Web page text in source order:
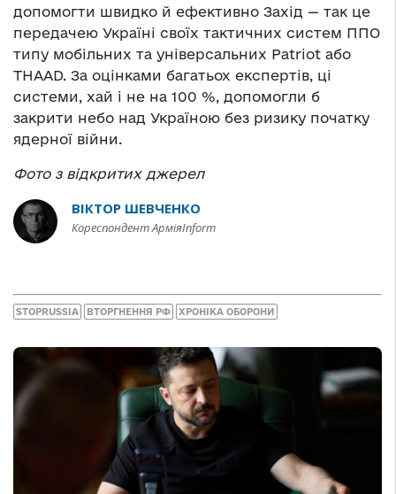
допомогти швидко й ефективно Захід — так це
передачею Україні своїх тактичних систем ППО
типу мобільних та універсальних Patriot або
THAAD. За оцінками багатьох експертів, ці
системи, хай і не на 100 %, допомогли б
закрити небо над Україною без ризику початку
ядерної війни.
Фото з відкритих джерел
ВІКТОР ШЕВЧЕНКО
Кореспондент АрміяInform
STOPRUSSIA ВТОРГНЕННЯ РФ ХРОНІКА ОБОРОНИ